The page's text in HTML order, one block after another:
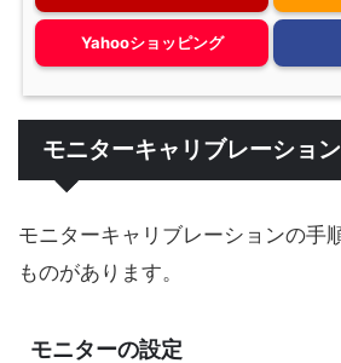
Yahooショッピング
モニターキャリブレーショ
モニターキャリブレーションの手
ものがあります。
モニターの設定